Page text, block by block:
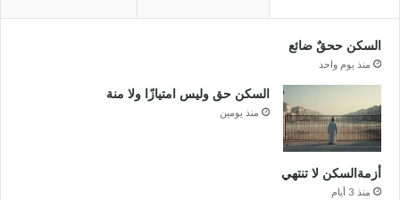
السكن ححقٌ ضائع
منذ يوم واحد
السكن حق وليس امتيازًا ولا منة
منذ يومين
أزمةالسكن لا تنتهي
منذ 3 أيام